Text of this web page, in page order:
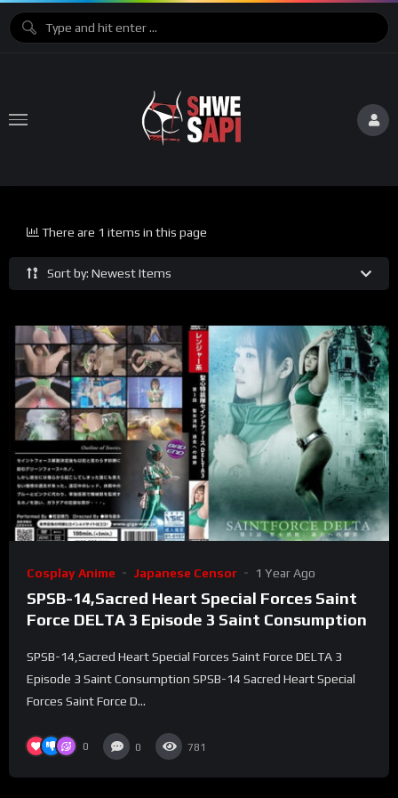
Sort by: Newest Items
There are 1 items in this page
Cosplay Anime Japanese Censor 1 Year Ago
SPSB-14,Sacred Heart Special Forces Saint
Force DELTA 3 Episode 3 Saint Consumption
SPSB-14,Sacred Heart Special Forces Saint Force DELTA 3
Episode 3 Saint Consumption SPSB-14 Sacred Heart Special
Forces Saint Force D...
0 0 781